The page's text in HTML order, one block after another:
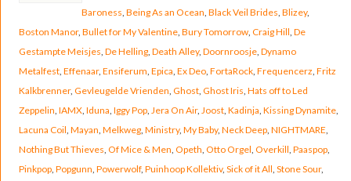
Baroness Being As an Ocean Black Veil Brides Blizey,
Boston Manor, Bullet for My Valentine, Bury Tomorrow, Craig Hill De
Gestampte Meisjes De Helling, Death Alley, Doornroosje, Dynamo
Metalfest, Effenaar, Ensiferum Epica Ex Deo, FortaRock, Frequencerz Fritz
Kalkbrenner, Gevleugelde Vrienden Ghost, Ghost Iris Hats off to Led
Zeppelin IAMX, Iduna Iggy Pop, Jera On Air, Joost, Kadinja Kissing Dynamite,
Lacuna Coil Mayan Melkweg, Ministry, My Baby, Neck Deep, NIGHTMARE
Nothing But Thieves Of Mice & Men Opeth Otto Orgel Overkill Paaspop,
Pinkpop, Popgunn Powerwolf, Puinhoop Kollektiv, Sick of it All Stone Sour,